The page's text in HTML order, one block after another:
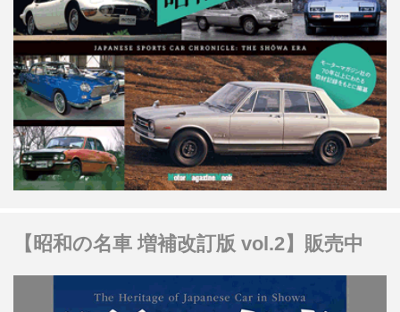
【昭和の名車 増補改訂版 vol.2】販売中